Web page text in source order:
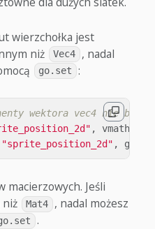
wierzchołka jest
niż
Vec4
, nadal
go.set :
wektora vec4 nie będą
, vmath
"sprite_position_2d" , go
macierzowych. Jeśli
Mat4
, nadal możesz
.